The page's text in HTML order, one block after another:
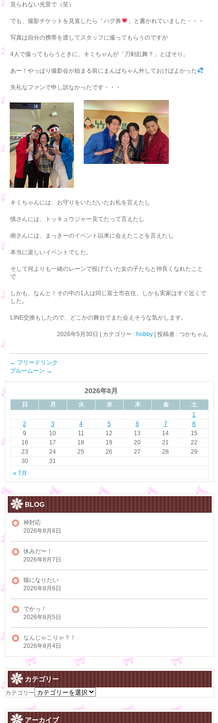
見られない光景で（笑）
でも、撮影チケットを見直したら「ハグ券 」と書かれていました・・・
写真は自分の携帯を渡してスタッフに撮ってもらうのですが
4人で撮ってもらうときに、キミちゃんが「刀剣乱舞？」とぼそり。
あー！やっぱり撮影会が始まる前にまんばちゃん外しておけばよかった
失礼なファンで申し訳なかったです・・・
キミちゃんには、お守りをいただいたお礼を言えたし
慎さんには、トッキュウジャー見てたって言えたし
南さんには、まっきーのイベント以来に会えたことを言えたし
本当に楽しいイベントでした。
そして何よりも一緒のレーンで投げていた女の子たちと仲良くなれたこと
で
しかも、なんと！その中の1人は同じ富士市在住、しかも実家はすぐ近くで
した。
LINE交換もしたので、どこかの舞台でまた会えそうな気がします。
2026年5月30日 カテゴリー : hobby 投稿者 : つかちゃん
← フリードリンク
ブルームーン →
2026年8月
日 月 火 水 木 金 土
« 7月
1
2
3 4 5 6 7
8
9
10 11 12 13 14
15
16
17 18 19 20 21
22
23
24 25 26 27 28
29
30
31
BLOG
神対応
2026年8月8日
休みだー！
2026年8月7日
猫になりたい
2026年8月6日
でかっ！
2026年8月5日
なんじゃこりゃ？！
2026年8月4日
カテゴリー
カテゴリー
アーカイブ